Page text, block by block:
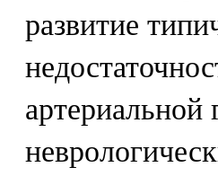
развитие
артериальной